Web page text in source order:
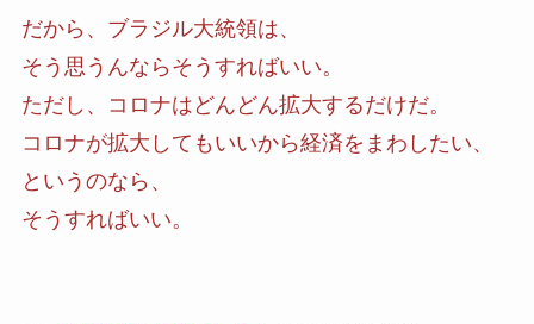
だから、ブラジル大統領は、
そう思うんならそうすればいい。
ただし、コロナはどんどん拡大するだけだ。
コロナが拡大してもいいから経済をまわしたい、
というのなら、
そうすればいい。